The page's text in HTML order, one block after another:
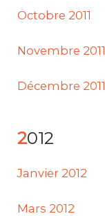
Octobre 2011
Novembre 2011
Décembre 2011
2012
Janvier 2012
Mars 2012